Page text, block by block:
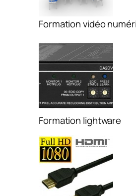
Formation vidéo
Formation lightware